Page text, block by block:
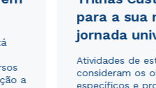
a
para a sua
jornada
Atividades de
consideram os
específicos e
de Privacidade.e
utilizados para o
do Sul.